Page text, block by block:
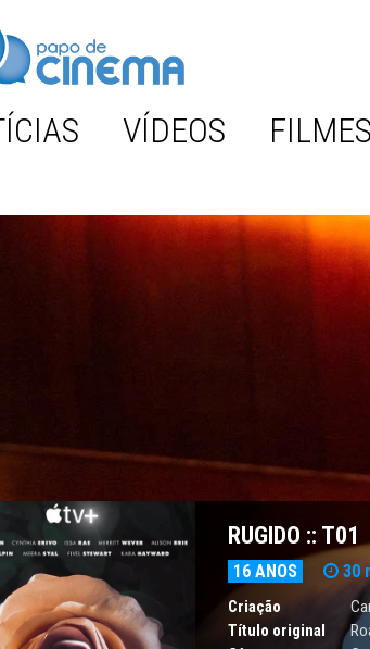
VÍDEOS FILMES
RUGIDO :: T01
16 ANOS 30
Criação
Título original